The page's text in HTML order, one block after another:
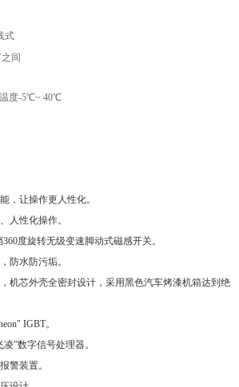
式
间
温度-5℃~ 40℃
，让操作更人性化。
人性化操作。
度旋转无级变速脚动式磁感开关。
防水防污垢。
机芯外壳全密封设计，采用黑色汽车烤漆机箱达到绝
IGBT。
”数字信号处理器。
警装置。